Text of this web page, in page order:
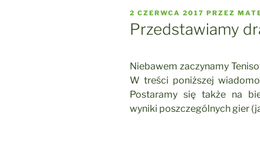
OPUBLIKOWANE
W
2 CZERWCA 2017 PRZEZ
Przedstawiamy
Niebawem zaczynamy
W treści poniższej
Postaramy się także na
wyniki poszczególnych gier